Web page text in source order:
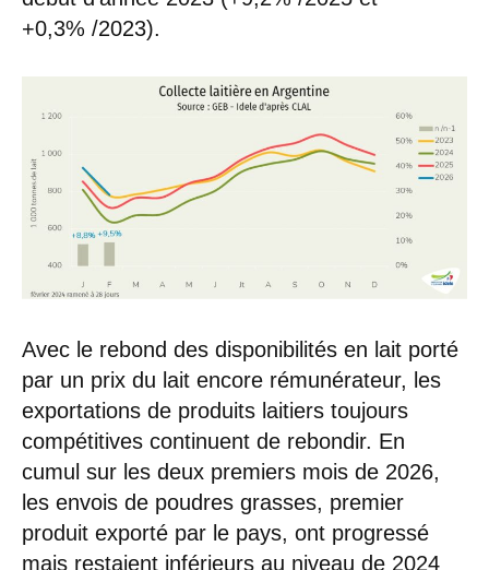
+0,3% /2023).
Avec le rebond des disponibilités en lait porté
par un prix du lait encore rémunérateur, les
exportations de produits laitiers toujours
compétitives continuent de rebondir. En
cumul sur les deux premiers mois de 2026,
les envois de poudres grasses, premier
produit exporté par le pays, ont progressé
mais restaient inférieurs au niveau de 2024